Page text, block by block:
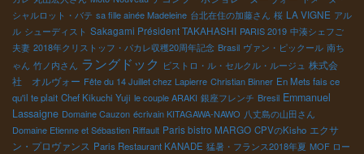
シャルロット・バテ sa fille ainée Madeleine 台北在住の加藤さん 桜 LA VIGNE アル
ル シューディスト Sakagami Président TAKAHASHI PARIS 2019 中湊シェフご
夫妻 2018年クリストッフ・パカレ収穫20周年記念 Brasil ヴァン・ピックール 南ち
ゃん 竹ノ内さん ラングドック ビストロ・ル・セルクル・ルージュ 株式会
社 オルヴォー Fête du 14 Juillet chez Lapierre Christian Binner En Mets fais ce
qu'il te plait Chef Kikuchi Yuji le couple ARAKI 銀座フレンチ Bresil Emmanuel
Lassaigne Domaine Cauzon écrivain KITAGAWA-NAWO 八丈島の山田さん
Domaine Etienne et Sébastien Riffault Paris bistro MARGO CPVのKisho エクサ
ン・プロヴァンス Paris Restaurant KANADE 猛暑・フランス2018年夏 MOF ロー